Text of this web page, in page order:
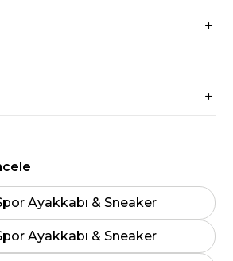
Ayakkabı & Sneaker
Ayakkabı & Sneaker